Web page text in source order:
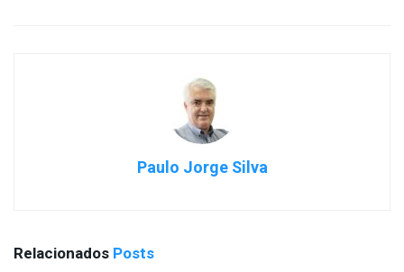
Paulo Jorge Silva
Relacionados Posts